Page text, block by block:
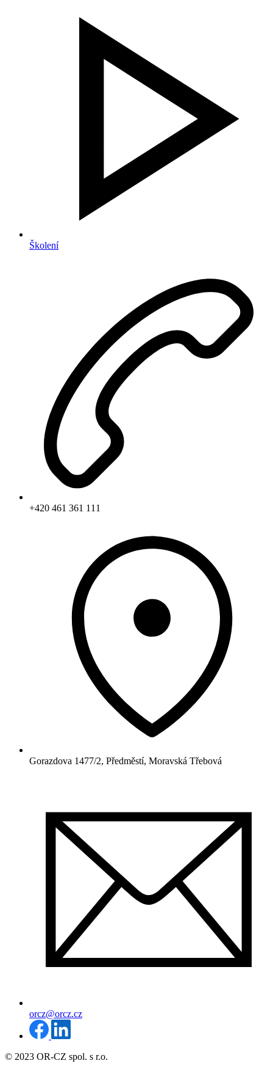
Školení
+420 461 361 111
Gorazdova 1477/2, Předměstí, Moravská Třebová
orcz@orcz.cz
© 2023 OR-CZ spol. s r.o.